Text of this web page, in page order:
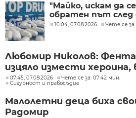
"Майко, искам да
обратен път
10:04, 07.08.2026 Чете се
Любомир Николов:
изцяло измести хероина,
07:45, 07.08.2026
Чете се за: 07:42 мин.
Сигурност и правосъдие
Малолетни деца биха
Радомир